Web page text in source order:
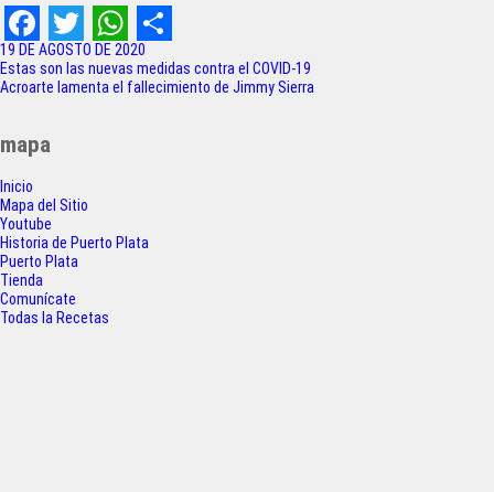
F
a
c
e
b
o
o
k
T
w
t
t
e
r
W
h
A
p
S
h
19 DE AGOSTO DE 2020
Navegación
de
Estas son las nuevas medidas contra el COVID-19
Acroarte lamenta el fallecimiento de Jimmy Sierra
mapa
Inicio
Mapa del Sitio
Youtube
Historia de Puerto Plata
Puerto Plata
Tienda
Comunícate
Todas la Recetas